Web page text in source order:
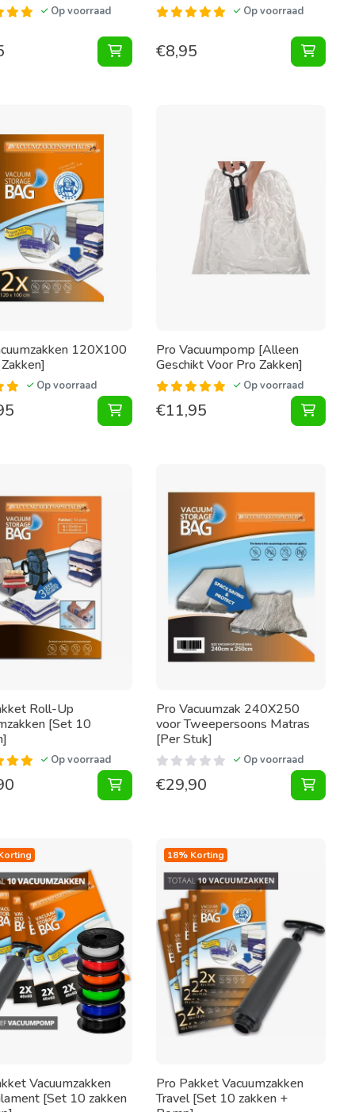
winkelwagen
Small [Alleen Geschikt Voor Pro Zakken] toevoegen aan
Op voorraad
Vacuumzakken 45X70 [Set 2 Zakken]
Op voorraad
€8,95
winkelwagen
80X100 [Set 2 Zakken] toevoegen aan winkelwagen
120X100
Op voorraad
Vacuumzakken 120X100 [Set 2 Zakken]
Pro Vacuumpomp [Alleen
Geschikt Voor Pro Zakken]
Op voorraad
€11,95
aan winkelwagen
Matras 240X130 [Per Stuk] toevoegen aan winkelwagen
Roll-Up
[Set 10
Op voorraad
Pakket Roll-Up Vacuumzakken [Set 10
Pro Vacuumzak 240X250
voor Tweepersoons Matras
[Per Stuk]
Op voorraad
€29,90
Vacuumzakken
[Set 10 zakken
18% Korting
Pro Pakket Vacuumzakken
Travel [Set 10 zakken +